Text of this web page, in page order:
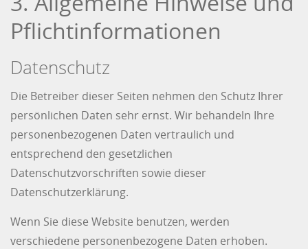
Pflicht­informationen
Datenschutz
Die Betreiber dieser Seiten nehmen den Schutz Ihrer
persönlichen Daten sehr ernst. Wir behandeln Ihre
personenbezogenen Daten vertraulich und
entsprechend den gesetzlichen
Datenschutzvorschriften sowie dieser
Datenschutzerklärung.
Wenn Sie diese Website benutzen, werden
verschiedene personenbezogene Daten erhoben.